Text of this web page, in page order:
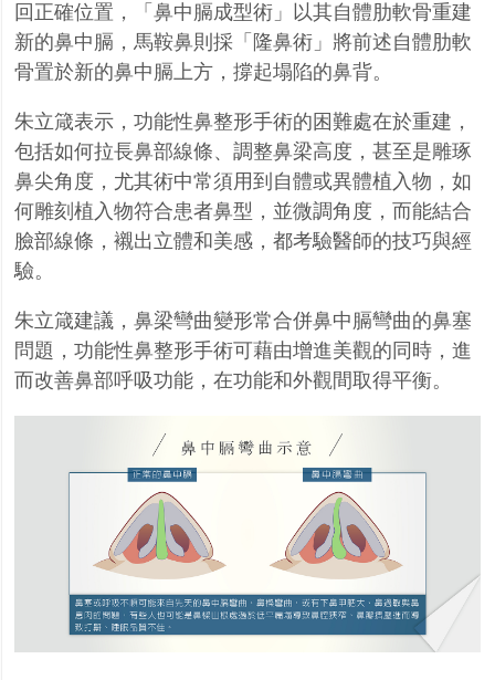
回正確位置，「鼻中膈成型術」以其自體肋軟骨重建
新的鼻中膈，馬鞍鼻則採「隆鼻術」將前述自體肋軟
骨置於新的鼻中膈上方，撐起塌陷的鼻背。
朱立箴表示，功能性鼻整形手術的困難處在於重建，
包括如何拉長鼻部線條、調整鼻梁高度，甚至是雕琢
鼻尖角度，尤其術中常須用到自體或異體植入物，如
何雕刻植入物符合患者鼻型，並微調角度，而能結合
臉部線條，襯出立體和美感，都考驗醫師的技巧與經
驗。
朱立箴建議，鼻梁彎曲變形常合併鼻中膈彎曲的鼻塞
問題，功能性鼻整形手術可藉由增進美觀的同時，進
而改善鼻部呼吸功能，在功能和外觀間取得平衡。